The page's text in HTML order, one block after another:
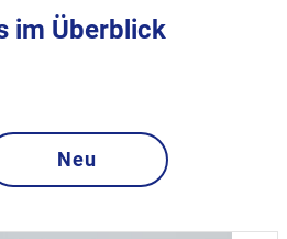
im Überblick
Neu